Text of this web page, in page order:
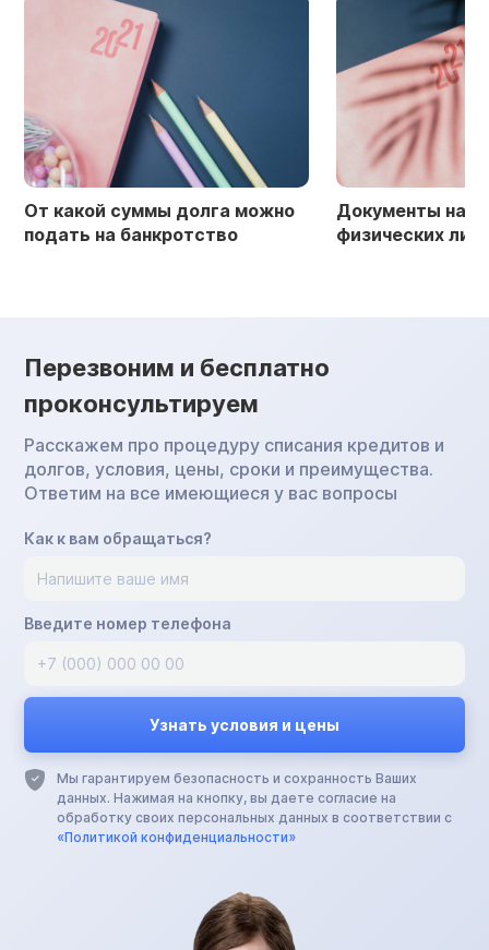
Документы на банкротство
физических лиц в 2026 году
Списание
банкротство
Перезвоним и бесплатно
проконсультируем
Расскажем про процедуру списания кредитов и
долгов, условия, цены, сроки и преимущества.
Ответим на все имеющиеся у вас вопросы
Как к вам обращаться?
Введите номер телефона
Мы гарантируем безопасность и сохранность Ваших
данных. Нажимая на кнопку, вы даете согласие на
обработку своих персональных данных в соответствии с
«Политикой конфиденциальности»